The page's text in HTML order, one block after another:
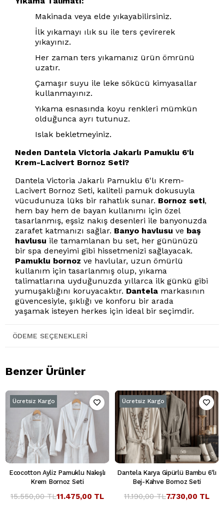
Makinada veya elde yıkayabilirsiniz.
İlk yıkamayı ılık su ile ters çevirerek
yıkayınız.
Her zaman ters yıkamanız ürün ömrünü
uzatır.
Çamaşır suyu ile leke sökücü kimyasallar
kullanmayınız.
Yıkama esnasında koyu renkleri mümkün
olduğunca ayrı tutunuz.
Islak bekletmeyiniz.
Neden Dantela Victoria Jakarlı Pamuklu 6'lı
Krem-Lacivert Bornoz Seti?
Dantela Victoria Jakarlı Pamuklu 6'lı Krem-
Lacivert Bornoz Seti, kaliteli pamuk dokusuyla
vücudunuza lüks bir rahatlık sunar. Bornoz seti,
hem bay hem de bayan kullanımı için özel
tasarlanmış, eşsiz nakış desenleri ile banyonuzda
zarafet katmanızı sağlar. Banyo havlusu ve baş
havlusu ile tamamlanan bu set, her gününüzü
bir spa deneyimi gibi hissetmenizi sağlayacak.
Pamuklu bornoz ve havlular, uzun ömürlü
kullanım için tasarlanmış olup, yıkama
talimatlarına uyduğunuzda yıllarca ilk günkü gibi
yumuşaklığını koruyacaktır. Dantela markasının
güvencesiyle, şıklığı ve konforu bir arada
yaşamak isteyen herkes için ideal bir seçimdir.
ÖDEME SEÇENEKLERI
Benzer Ürünler
Ecocotton Ayliz Pamuklu Nakışlı
Krem Bornoz Seti
11.475,00 TL
15.550,00 TL
Ücretsiz Kargo
Dantela Karya Gipürlü Bambu 6'lı
Bej-Kahve Bornoz Seti
7.730,00 TL
11.190,00 TL
Ücretsiz Kargo